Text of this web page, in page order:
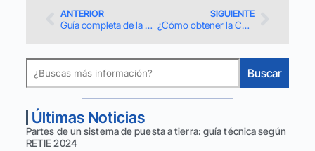
ANTERIOR
Guía completa de la Norma RETIE
SIGUIENTE
¿Cómo obtener la Certificación RETIE en Colombia ?
Buscar
Últimas Noticias
Partes de un sistema de puesta a tierra: guía técnica según
RETIE 2024